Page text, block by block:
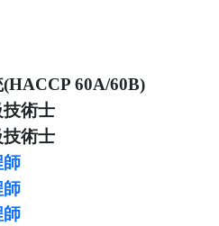
60A/60B)
術士
術士
師